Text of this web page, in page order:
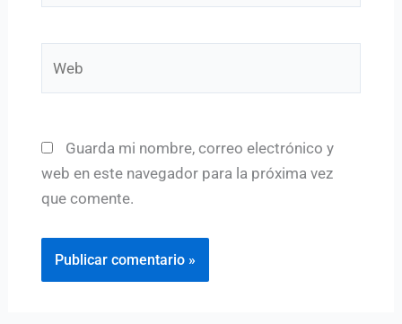
Guarda mi nombre, correo electrónico y
web en este navegador para la próxima vez
que comente.